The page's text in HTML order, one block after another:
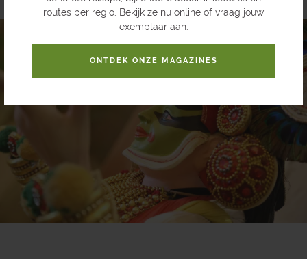
routes per regio. Bekijk ze nu online of vraag jouw
exemplaar aan.
ONTDEK ONZE MAGAZINES